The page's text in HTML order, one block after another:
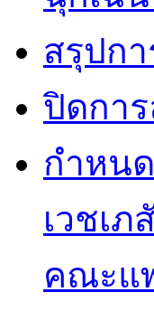
สรุปก
ปิดการ
กำหน
เวชเภ
คณะแ